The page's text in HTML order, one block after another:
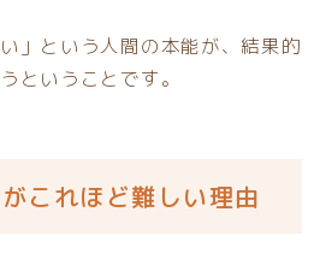
」という人間の本能が、結果的
ということです。
これほど難しい理由